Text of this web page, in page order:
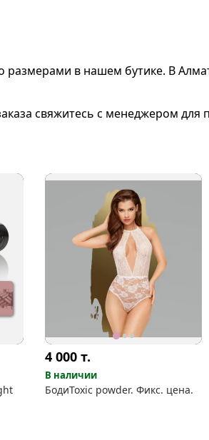
размерами в нашем бутике. В
свяжитесь с менеджером для
4 000 т.
В наличии
БодиToxic powder. Фикс. цена.